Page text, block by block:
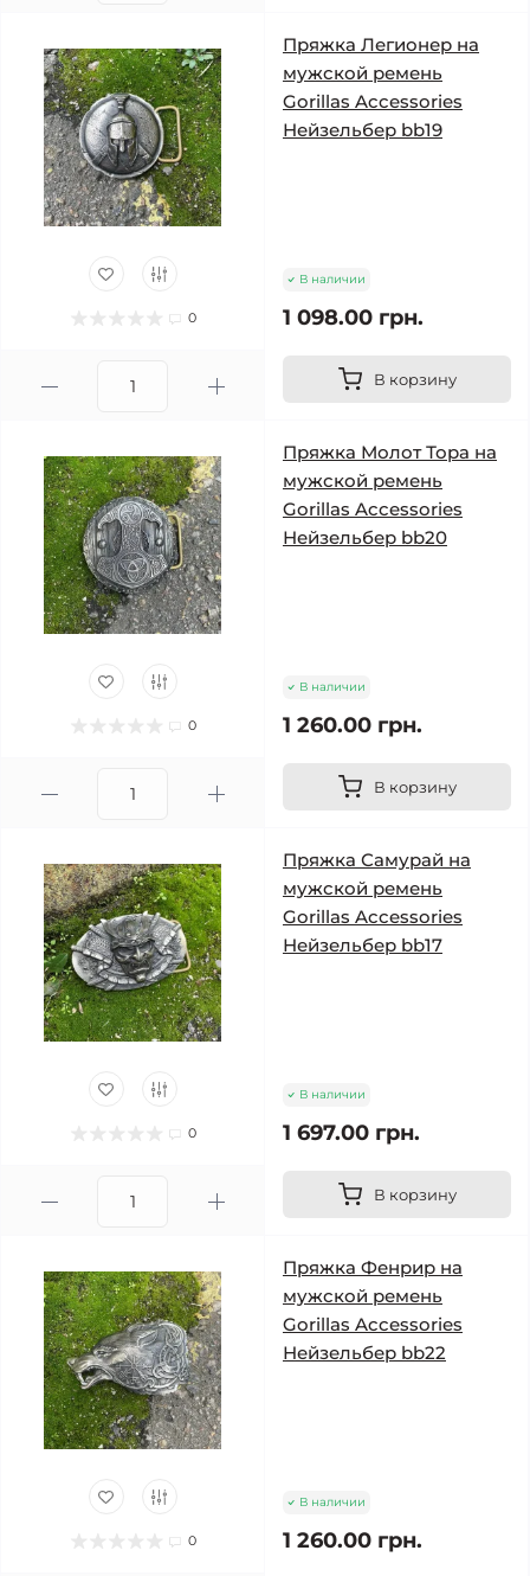
0
Пряжка Легионер на
мужской ремень
Gorillas Accessories
Нейзельбер bb19
В наличии
1 098.00 грн.
В корзину
0
Пряжка Молот Тора на
мужской ремень
Gorillas Accessories
Нейзельбер bb20
В наличии
1 260.00 грн.
В корзину
0
Пряжка Самурай на
мужской ремень
Gorillas Accessories
Нейзельбер bb17
В наличии
1 697.00 грн.
В корзину
0
Пряжка Фенрир на
мужской ремень
Gorillas Accessories
Нейзельбер bb22
В наличии
1 260.00 грн.